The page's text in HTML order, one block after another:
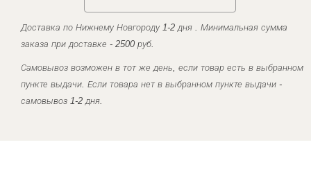
Доставка по Нижнему Новгороду 1-2 дня . Минимальная сумма
заказа при доставке - 2500 руб.
Самовывоз возможен в тот же день, если товар есть в выбранном
пункте выдачи. Если товара нет в выбранном пункте выдачи -
самовывоз 1-2 дня.